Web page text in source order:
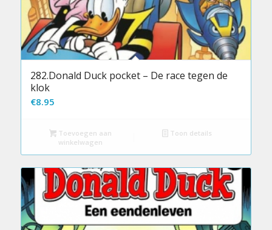
282.Donald Duck pocket – De race tegen de
klok
€8.95
Toevoegen aan
winkelwagen
Toon details